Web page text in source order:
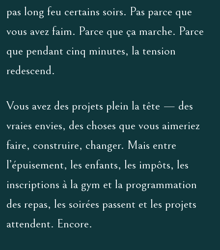
pas long feu certains soirs. Pas parce que
vous avez faim. Parce que ça marche. Parce
que pendant cinq minutes, la tension
redescend.
Vous avez des projets plein la tête — des
vraies envies, des choses que vous aimeriez
faire, construire, changer. Mais entre
l’épuisement, les enfants, les impôts, les
inscriptions à la gym et la programmation
des repas, les soirées passent et les projets
attendent. Encore.